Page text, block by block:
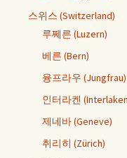
스위스 (Switzerland)
루쩨른 (Luzern)
베른 (Bern)
융프라우 (Jungfrau)
인터라켄
제네바 (Geneve)
취리히 (Zürich)